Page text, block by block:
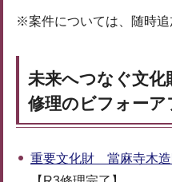
※案件については、随時追
未来へつなぐ文化
修理のビフォーア
重要文化財 當麻寺木造